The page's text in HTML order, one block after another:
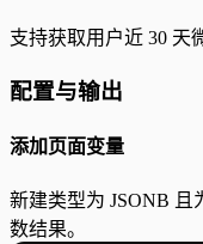
支持获取用户近 30 天
配置与输出
添加页面变量
新建类型为 JSONB 且
数结果。